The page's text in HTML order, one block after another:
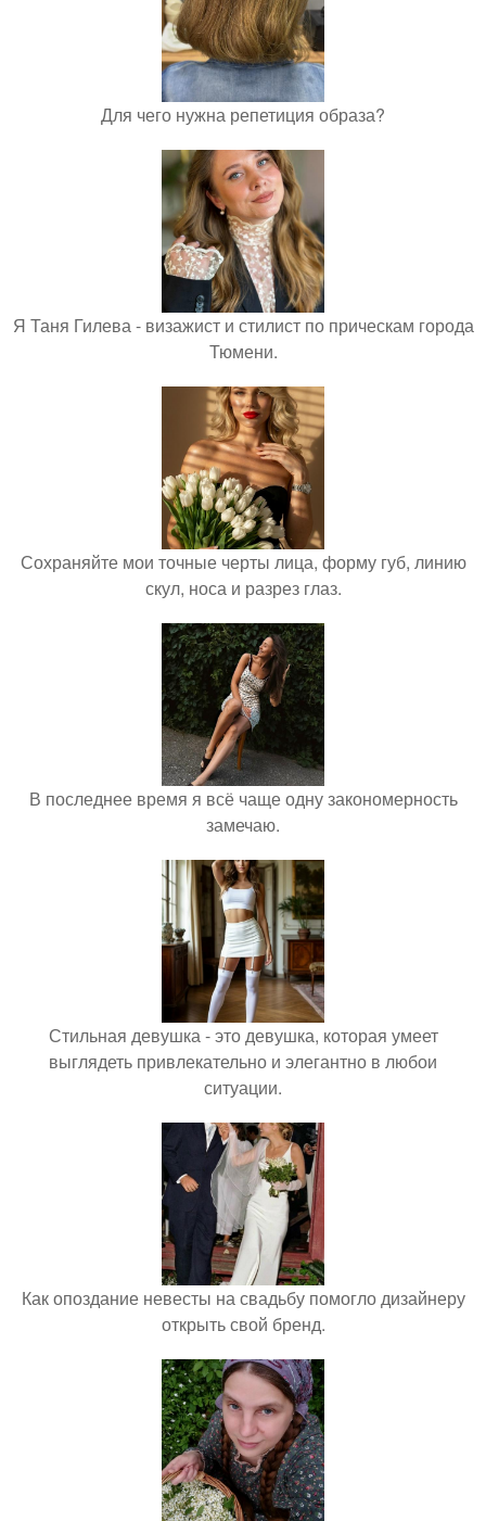
Для чего нужна репетиция образа?
Я Таня Гилева - визажист и стилист по прическам города
Тюмени.
Сохраняйте мои точные черты лица, форму губ, линию
скул, носа и разрез глаз.
В последнее время я всё чаще одну закономерность
замечаю.
Стильная девушка - это девушка, которая умеет
выглядеть привлекательно и элегантно в любои
ситуации.
Как опоздание невесты на свадьбу помогло дизайнеру
открыть свой бренд.